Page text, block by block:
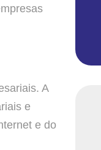
A
e
e do